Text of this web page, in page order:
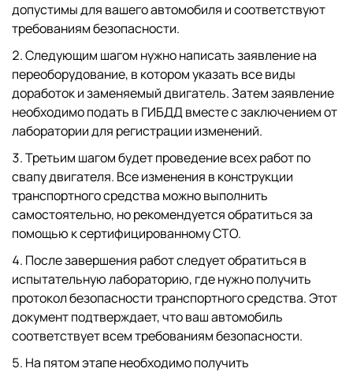
допустимы для вашего автомобиля и соответствуют
требованиям безопасности.
Следующим шагом нужно написать заявление на
переоборудование, в котором указать все виды
доработок и заменяемый двигатель. Затем заявление
необходимо подать в ГИБДД вместе с заключением от
лаборатории для регистрации изменений.
Третьим шагом будет проведение всех работ по
свапу двигателя. Все изменения в конструкции
транспортного средства можно выполнить
самостоятельно, но рекомендуется обратиться за
помощью к сертифицированному СТО.
После завершения работ следует обратиться в
испытательную лабораторию, где нужно получить
протокол безопасности транспортного средства. Этот
документ подтверждает, что ваш автомобиль
соответствует всем требованиям безопасности.
На пятом этапе необходимо получить